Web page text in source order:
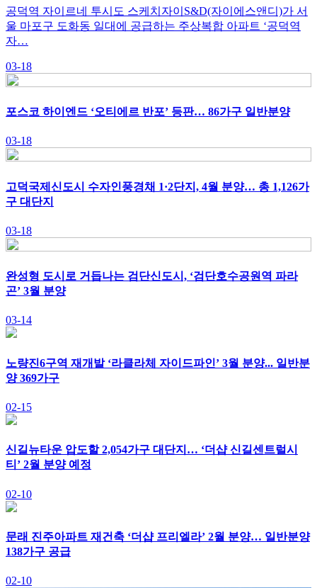
공덕역 자이르네 투시도 스케치자이S&D(자이에스앤디)가 서
울 마포구 도화동 일대에 공급하는 주상복합 아파트 ‘공덕역
자…
03-18
포스코 하이엔드 ‘오티에르 반포’ 등판… 86가구 일반분양
03-18
고덕국제신도시 수자인풍경채 1·2단지, 4월 분양… 총 1,126가
구 대단지
03-18
완성형 도시로 거듭나는 검단신도시, ‘검단호수공원역 파라
곤’ 3월 분양
03-14
노량진6구역 재개발 ‘라클라체 자이드파인’ 3월 분양... 일반분
양 369가구
02-15
신길뉴타운 압도할 2,054가구 대단지… ‘더샵 신길센트럴시
티’ 2월 분양 예정
02-10
문래 진주아파트 재건축 ‘더샵 프리엘라’ 2월 분양… 일반분양
138가구 공급
02-10